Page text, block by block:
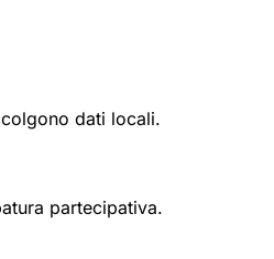
dati locali.
partecipativa.